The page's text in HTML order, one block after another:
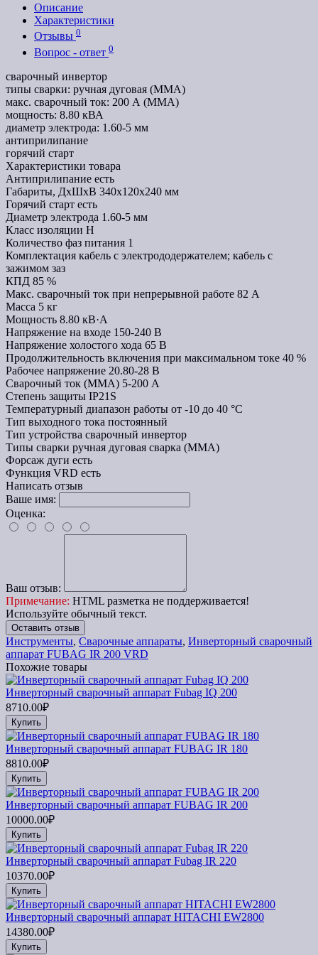
Описание
Характеристики
Отзывы 0
Вопрос - ответ 0
сварочный инвертор
типы сварки: ручная дуговая (MMA)
макс. сварочный ток: 200 А (MMA)
мощность: 8.80 кВА
диаметр электрода: 1.60-5 мм
антиприлипание
горячий старт
Характеристики товара
Антиприлипание есть
Габариты, ДхШхВ 340х120х240 мм
Горячий старт есть
Диаметр электрода 1.60-5 мм
Класс изоляции H
Количество фаз питания 1
Комплектация кабель с электрододержателем; кабель с
зажимом заз
КПД 85 %
Макс. сварочный ток при непрерывной работе 82 А
Масса 5 кг
Мощность 8.80 кВ·А
Напряжение на входе 150-240 В
Напряжение холостого хода 65 В
Продолжительность включения при максимальном токе 40 %
Рабочее напряжение 20.80-28 В
Сварочный ток (MMA) 5-200 А
Степень защиты IP21S
Температурный диапазон работы от -10 до 40 °C
Тип выходного тока постоянный
Тип устройства сварочный инвертор
Типы сварки ручная дуговая сварка (MMA)
Форсаж дуги есть
Функция VRD есть
Написать отзыв
Ваше имя:
Оценка:
Ваш отзыв:
Примечание: HTML разметка не поддерживается!
Используйте обычный текст.
Оставить отзыв
Инструменты, Сварочные аппараты, Инверторный сварочный
аппарат FUBAG IR 200 VRD
Похожие товары
Инверторный сварочный аппарат Fubag IQ 200
8710.00₽
Купить
Инверторный сварочный аппарат FUBAG IR 180
8810.00₽
Купить
Инверторный сварочный аппарат FUBAG IR 200
10000.00₽
Купить
Инверторный сварочный аппарат Fubag IR 220
10370.00₽
Купить
Инверторный сварочный аппарат HITACHI EW2800
14380.00₽
Купить